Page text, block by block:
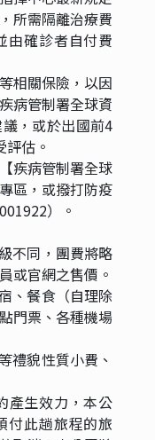
所需隔離治療費
由確診者自付費
相關保險，以因
病管制署全球資
，或於出國前4
估。
疾病管制署全球
區，或撥打防疫
）。
不同，團費將略
或官網之售價。
、餐食（自理除
門票、各種機場
禮貌性質小費、
產生效力，本公
付此趟旅程的旅